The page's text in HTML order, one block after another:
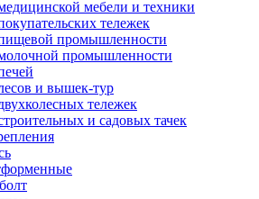
мебели и техники
тележек
промышленности
промышленности
и вышек-тур
тележек
и садовых тачек